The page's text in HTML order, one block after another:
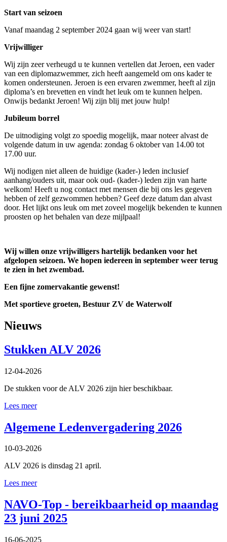
Start van seizoen
Vanaf maandag 2 september 2024 gaan wij weer van start!
Vrijwilliger
Wij zijn zeer verheugd u te kunnen vertellen dat Jeroen, een vader
van een diplomazwemmer, zich heeft aangemeld om ons kader te
komen ondersteunen. Jeroen is een ervaren zwemmer, heeft al zijn
diploma’s en brevetten en vindt het leuk om te kunnen helpen.
Onwijs bedankt Jeroen! Wij zijn blij met jouw hulp!
Jubileum borrel
De uitnodiging volgt zo spoedig mogelijk, maar noteer alvast de
volgende datum in uw agenda: zondag 6 oktober van 14.00 tot
17.00 uur.
Wij nodigen niet alleen de huidige (kader-) leden inclusief
aanhang/ouders uit, maar ook oud- (kader-) leden zijn van harte
welkom! Heeft u nog contact met mensen die bij ons les gegeven
hebben of zelf gezwommen hebben? Geef deze datum dan alvast
door. Het lijkt ons leuk om met zoveel mogelijk bekenden te kunnen
proosten op het behalen van deze mijlpaal!
Wij willen onze vrijwilligers hartelijk bedanken voor het
afgelopen seizoen. We hopen iedereen in september weer terug
te zien in het zwembad.
Een fijne zomervakantie gewenst!
Met sportieve groeten, Bestuur ZV de Waterwolf
Nieuws
Stukken ALV 2026
12-04-2026
De stukken voor de ALV 2026 zijn hier beschikbaar.
Lees meer
Algemene Ledenvergadering 2026
10-03-2026
ALV 2026 is dinsdag 21 april.
Lees meer
NAVO-Top - bereikbaarheid op maandag
23 juni 2025
16-06-2025